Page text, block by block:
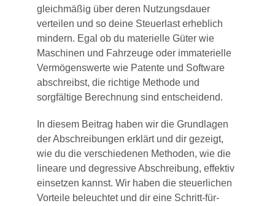
gleichmäßig über deren Nutzungsdauer
verteilen und so deine Steuerlast erheblich
mindern. Egal ob du materielle Güter wie
Maschinen und Fahrzeuge oder immaterielle
Vermögenswerte wie Patente und Software
abschreibst, die richtige Methode und
sorgfältige Berechnung sind entscheidend.
In diesem Beitrag haben wir die Grundlagen
der Abschreibungen erklärt und dir gezeigt,
wie du die verschiedenen Methoden, wie die
lineare und degressive Abschreibung, effektiv
einsetzen kannst. Wir haben die steuerlichen
Vorteile beleuchtet und dir eine Schritt-für-